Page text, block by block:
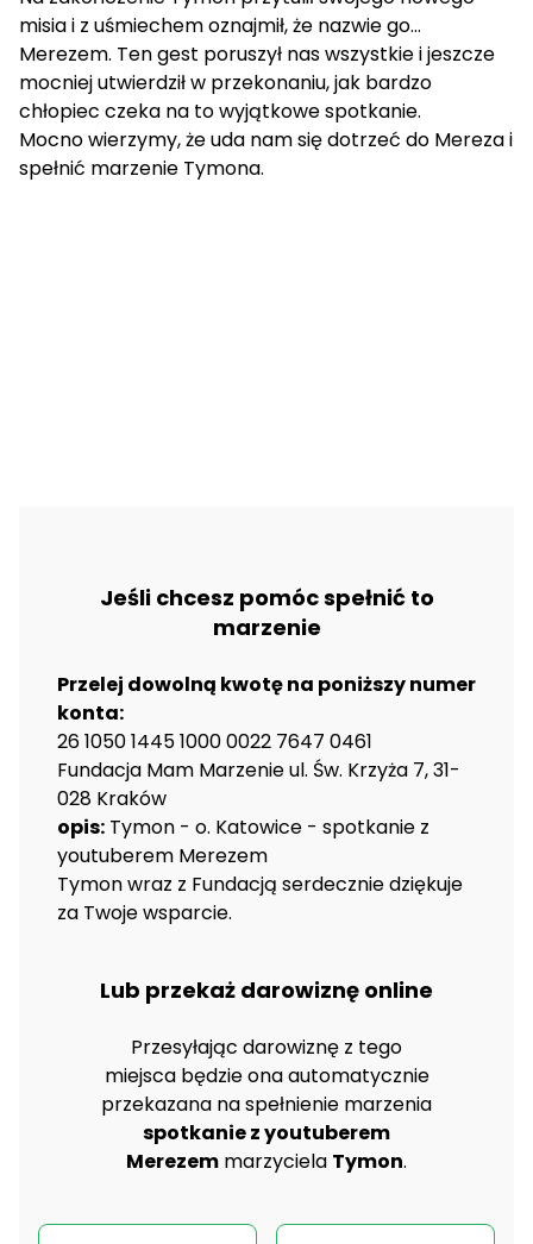
misia i z uśmiechem oznajmił, że nazwie go…
Merezem. Ten gest poruszył nas wszystkie i jeszcze
mocniej utwierdził w przekonaniu, jak bardzo
chłopiec czeka na to wyjątkowe spotkanie.
Mocno wierzymy, że uda nam się dotrzeć do Mereza i
spełnić marzenie Tymona.
Jeśli chcesz pomóc spełnić to
marzenie
Przelej dowolną kwotę na poniższy numer
konta:
26 1050 1445 1000 0022 7647 0461
Fundacja Mam Marzenie ul. Św. Krzyża 7, 31-
028 Kraków
opis: Tymon - o. Katowice - spotkanie z
youtuberem Merezem
Tymon wraz z Fundacją serdecznie dziękuje
za Twoje wsparcie.
Lub przekaż darowiznę online
Przesyłając darowiznę z tego
miejsca będzie ona automatycznie
przekazana na spełnienie marzenia
spotkanie z youtuberem
Merezem marzyciela Tymon.